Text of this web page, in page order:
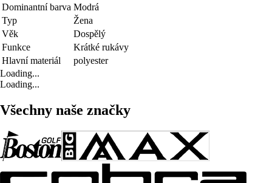
Dominantní barva Modrá
Typ
Žena
Věk
Dospělý
Funkce
Krátké rukávy
Hlavní materiál
polyester
Loading...
Loading...
Všechny naše značky